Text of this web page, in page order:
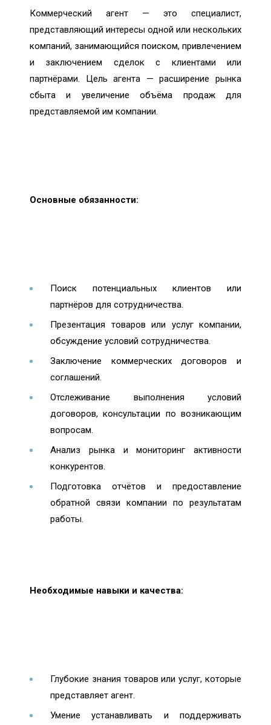
Коммерческий агент — это специалист,
представляющий интересы одной или нескольких
компаний, занимающийся поиском, привлечением
и заключением сделок с клиентами или
партнёрами. Цель агента — расширение рынка
сбыта и увеличение объёма продаж для
представляемой им компании.
Основные обязанности:
Поиск потенциальных клиентов или
партнёров для сотрудничества.
Презентация товаров или услуг компании,
обсуждение условий сотрудничества.
Заключение коммерческих договоров и
соглашений.
Отслеживание выполнения условий
договоров, консультации по возникающим
вопросам.
Анализ рынка и мониторинг активности
конкурентов.
Подготовка отчётов и предоставление
обратной связи компании по результатам
работы.
Необходимые навыки и качества:
Глубокие знания товаров или услуг, которые
представляет агент.
Умение устанавливать и поддерживать